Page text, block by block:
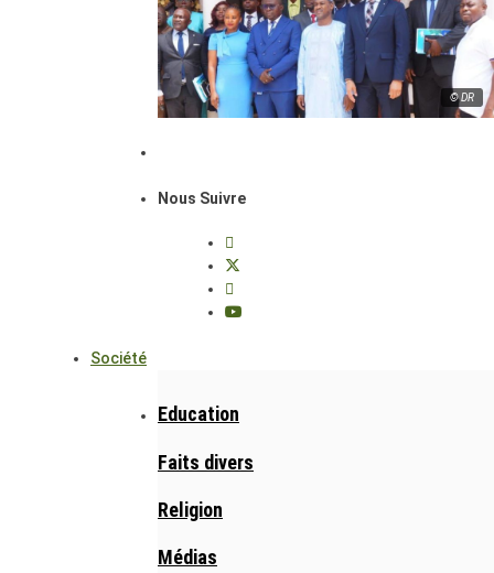
© DR
Nous Suivre
Société
Education
Faits divers
Religion
Médias